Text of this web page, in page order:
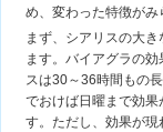
め、変わった特徴がみ
まず、シアリスの大
ます。バイアグラの
スは30～36時間もの
でおけば日曜まで効
す。ただし、効果が